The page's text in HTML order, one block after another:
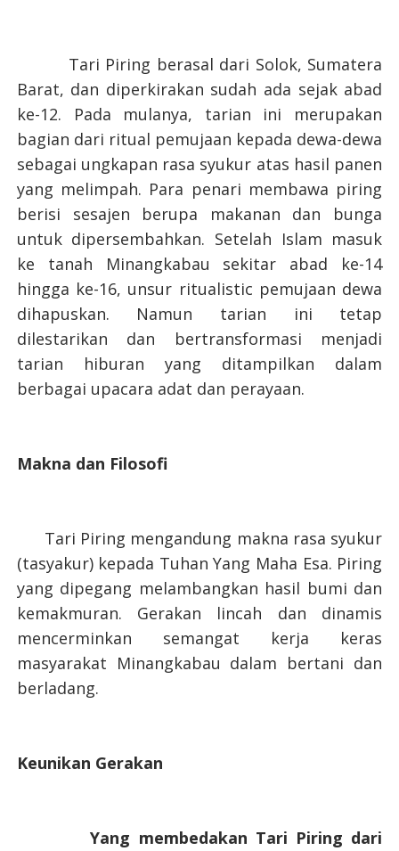
Tari Piring berasal dari Solok, Sumatera
Barat, dan diperkirakan sudah ada sejak abad
ke-12. Pada mulanya, tarian ini merupakan
bagian dari ritual pemujaan kepada dewa-dewa
sebagai ungkapan rasa syukur atas hasil panen
yang melimpah. Para penari membawa piring
berisi sesajen berupa makanan dan bunga
untuk dipersembahkan. Setelah Islam masuk
ke tanah Minangkabau sekitar abad ke-14
hingga ke-16, unsur ritualistic pemujaan dewa
dihapuskan. Namun tarian ini tetap
dilestarikan dan bertransformasi menjadi
tarian hiburan yang ditampilkan dalam
berbagai upacara adat dan perayaan.
Makna dan Filosofi
Tari Piring mengandung makna rasa syukur
(tasyakur) kepada Tuhan Yang Maha Esa. Piring
yang dipegang melambangkan hasil bumi dan
kemakmuran. Gerakan lincah dan dinamis
mencerminkan semangat kerja keras
masyarakat Minangkabau dalam bertani dan
berladang.
Keunikan Gerakan
Yang membedakan Tari Piring dari